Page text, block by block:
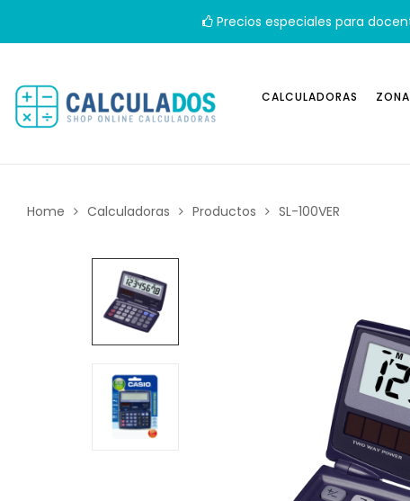
Precios especiales para
CALCULADORAS
Home Calculadoras Productos SL-100VER